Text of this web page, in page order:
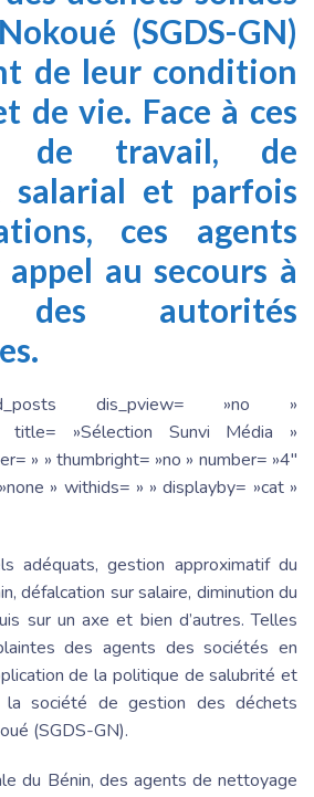
(SGDS-GN)
de leur condition
de vie. Face à ces
de travail, de
salarial et parfois
ces agents
au secours à
des autorités
dis_pview= »no »
title= »Sélection Sunvi Média »
» » thumbright= »no » number= »4″
» withids= » » displayby= »cat »
adéquats, gestion approximatif du
défalcation sur salaire, diminution du
sur un axe et bien d’autres. Telles
des agents des sociétés en
de la politique de salubrité et
la société de gestion des déchets
(SGDS-GN).
du Bénin, des agents de nettoyage